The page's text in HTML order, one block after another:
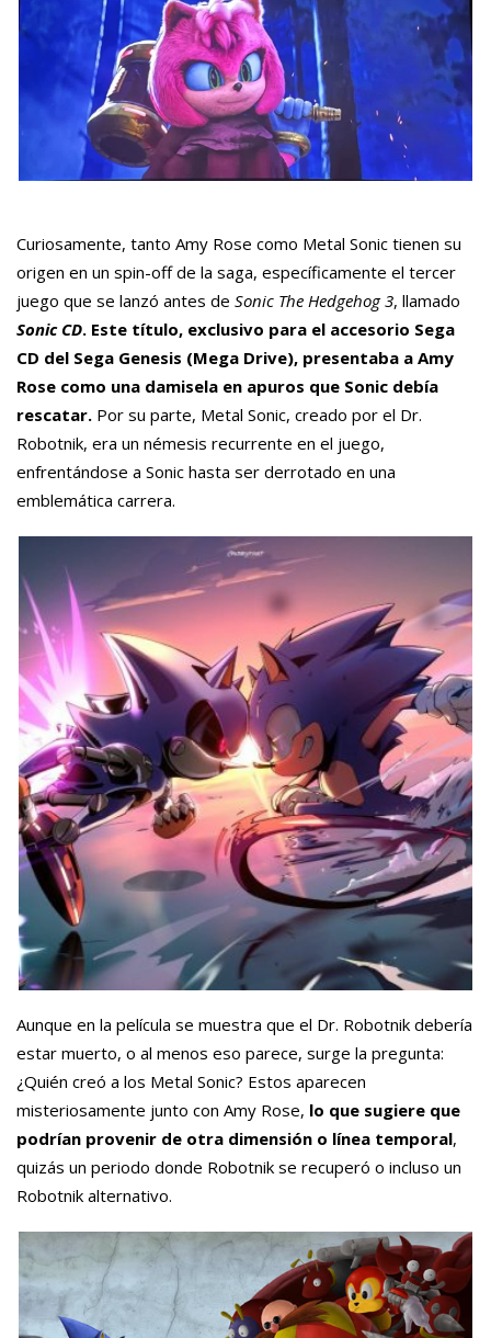
Curiosamente, tanto Amy Rose como Metal Sonic tienen su
origen en un spin-off de la saga, específicamente el tercer
juego que se lanzó antes de Sonic The Hedgehog 3, llamado
Sonic CD. Este título, exclusivo para el accesorio Sega
CD del Sega Genesis (Mega Drive), presentaba a Amy
Rose como una damisela en apuros que Sonic debía
rescatar. Por su parte, Metal Sonic, creado por el Dr.
Robotnik, era un némesis recurrente en el juego,
enfrentándose a Sonic hasta ser derrotado en una
emblemática carrera.
Aunque en la película se muestra que el Dr. Robotnik debería
estar muerto, o al menos eso parece, surge la pregunta:
¿Quién creó a los Metal Sonic? Estos aparecen
misteriosamente junto con Amy Rose, lo que sugiere que
podrían provenir de otra dimensión o línea temporal,
quizás un periodo donde Robotnik se recuperó o incluso un
Robotnik alternativo.